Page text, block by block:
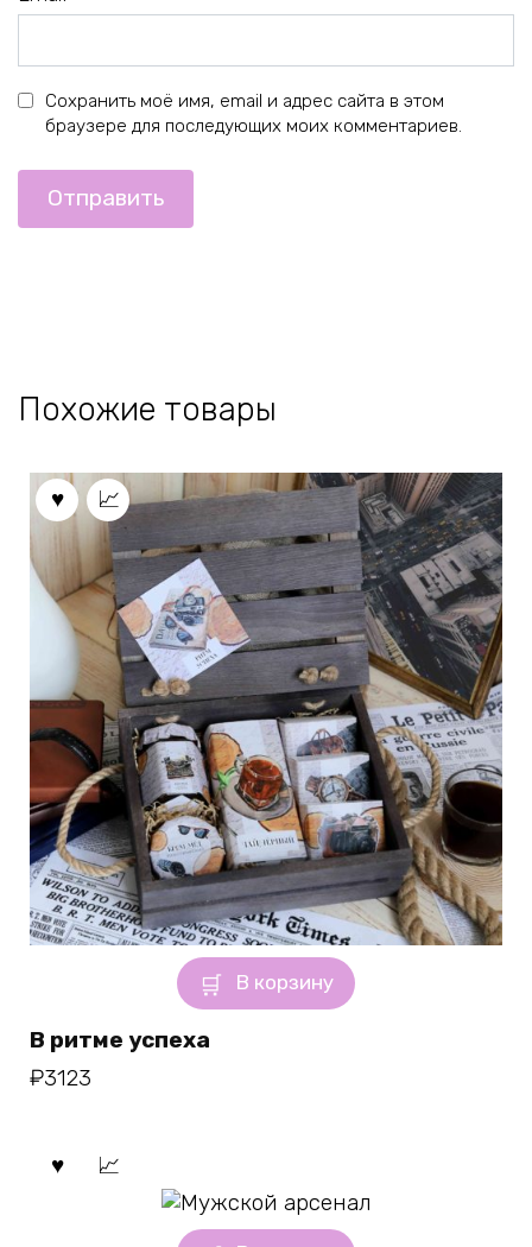
Сохранить моё имя, email и адрес сайта в этом
браузере для последующих моих комментариев.
Похожие товары
В корзину
В ритме успеха
₽3123